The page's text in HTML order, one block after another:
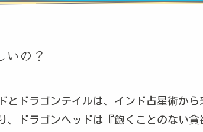
いの？
とドラゴンテイルは、インド占星術か
、ドラゴンヘッドは『飽くことのない